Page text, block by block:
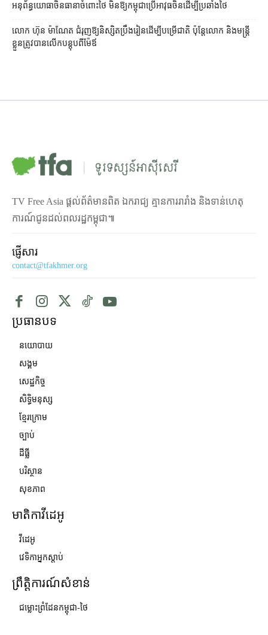
អនុព័ន្ធយោធា​ចិន​ធានា​ចំពោះ​ថៃ មិន​ឱ្យ​កម្ពុជា​ប្រើ​អាវុធ​ចិន​ដើម្បី​ប្រឆាំង​ថៃ ​
លោក ហ៊ុន ម៉ាណែត ជំរុញ​ឱ្យ​និស្សិត​ប្រឹងរៀន​ដើម្បី​បម្រើ​ជាតិ ប៉ុន្តែ​លោក និង​មន្ត្រី​​
ខ្លួន​ត្រូវ​បាន​លើក​បន្តុប​ពី​ម៉ែឪ
TV Free Asia ផ្ដល់ព័ត៌មានពិត ឯករាជ្យ គ្មានការរារាំង និងទាន់ហេតុ
ការណ៍ជូនដល់ពលរដ្ឋកម្ពុជា៕
ផ្ញើសារ
contact@tfakhmer.org
ប្រធានបទ
នយោបាយ
សង្គម
សេដ្ឋកិច្ច
សិទ្ធិមនុស្ស
ខ្មែរក្រោម
ច្បាប់
ដីធ្លី
បរិស្ថាន
សុខភាព
មាតិកាវីដេអូ
វីដេអូ
វេទិកាអ្នកស្ដាប់
ព្រឹត្តិការណ៍សំខាន់
ជម្លោះព្រំដែនកម្ពុជា-ថៃ